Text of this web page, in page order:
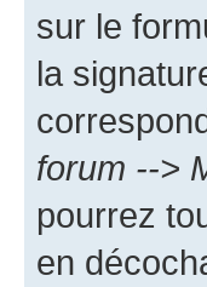
sur le
la
forum -->
pourrez
en